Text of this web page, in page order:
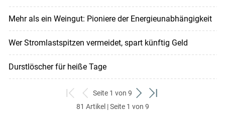
Mehr als ein Weingut: Pioniere der Energieunabhängigkeit
Wer Stromlastspitzen vermeidet, spart künftig Geld
Durstlöscher für heiße Tage
zum
ersten
zurück
zum
Seite 1 von 9
weiter
zum
zum
81 Artikel | Seite 1 von 9